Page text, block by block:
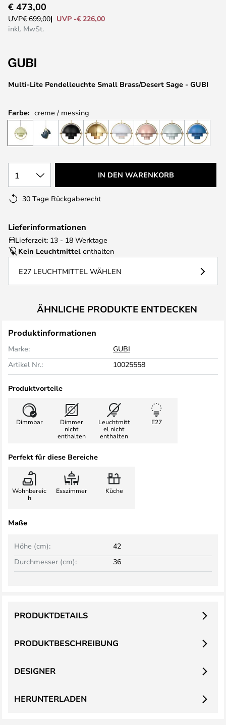
Anfang
der
Multi-Lite Pendelleuchte Small Brass/Desert Sage - GUBI
€ 473,00
UVP€ 699,00
UVP -€ 226,00
inkl. MwSt.
Farbe: creme / messing
1 IN DEN WARENKORB
30 Tage Rückgaberecht
Lieferinformationen
Lieferzeit: 13 - 18 Werktage
Kein Leuchtmittel enthalten
E27 LEUCHTMITTEL WÄHLEN
ÄHNLICHE PRODUKTE ENTDECKEN
Produktinformationen
Marke:
GUBI
Artikel Nr.:
10025558
Produktvorteile
Dimmbar
Dimmer
nicht
enthalten
Leuchtmitt
el nicht
enthalten
E27
Perfekt für diese Bereiche
Wohnbereic
h
Esszimmer Küche
Maße
Höhe (cm):
42
Durchmesser (cm):
36
PRODUKTBESCHREIBUNG
PRODUKTDETAILS
DESIGNER
HERUNTERLADEN